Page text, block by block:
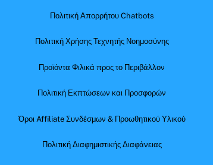
Πολιτική Απορρήτου Chatbots
Πολιτική Χρήσης Τεχνητής Νοημοσύνης
Προϊόντα Φιλικά προς το Περιβάλλον
Πολιτική Εκπτώσεων και Προσφορών
Όροι Affiliate Συνδέσμων & Προωθητικού Υλικού
Πολιτική Διαφημιστικής Διαφάνειας